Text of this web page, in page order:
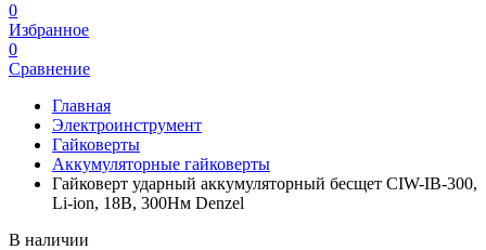
0
Избранное
0
Сравнение
Главная
Электроинструмент
Гайковерты
Аккумуляторные гайковерты
Гайковерт ударный аккумуляторный бесщет CIW-IB-300,
Li-ion, 18В, 300Нм Denzel
В наличии